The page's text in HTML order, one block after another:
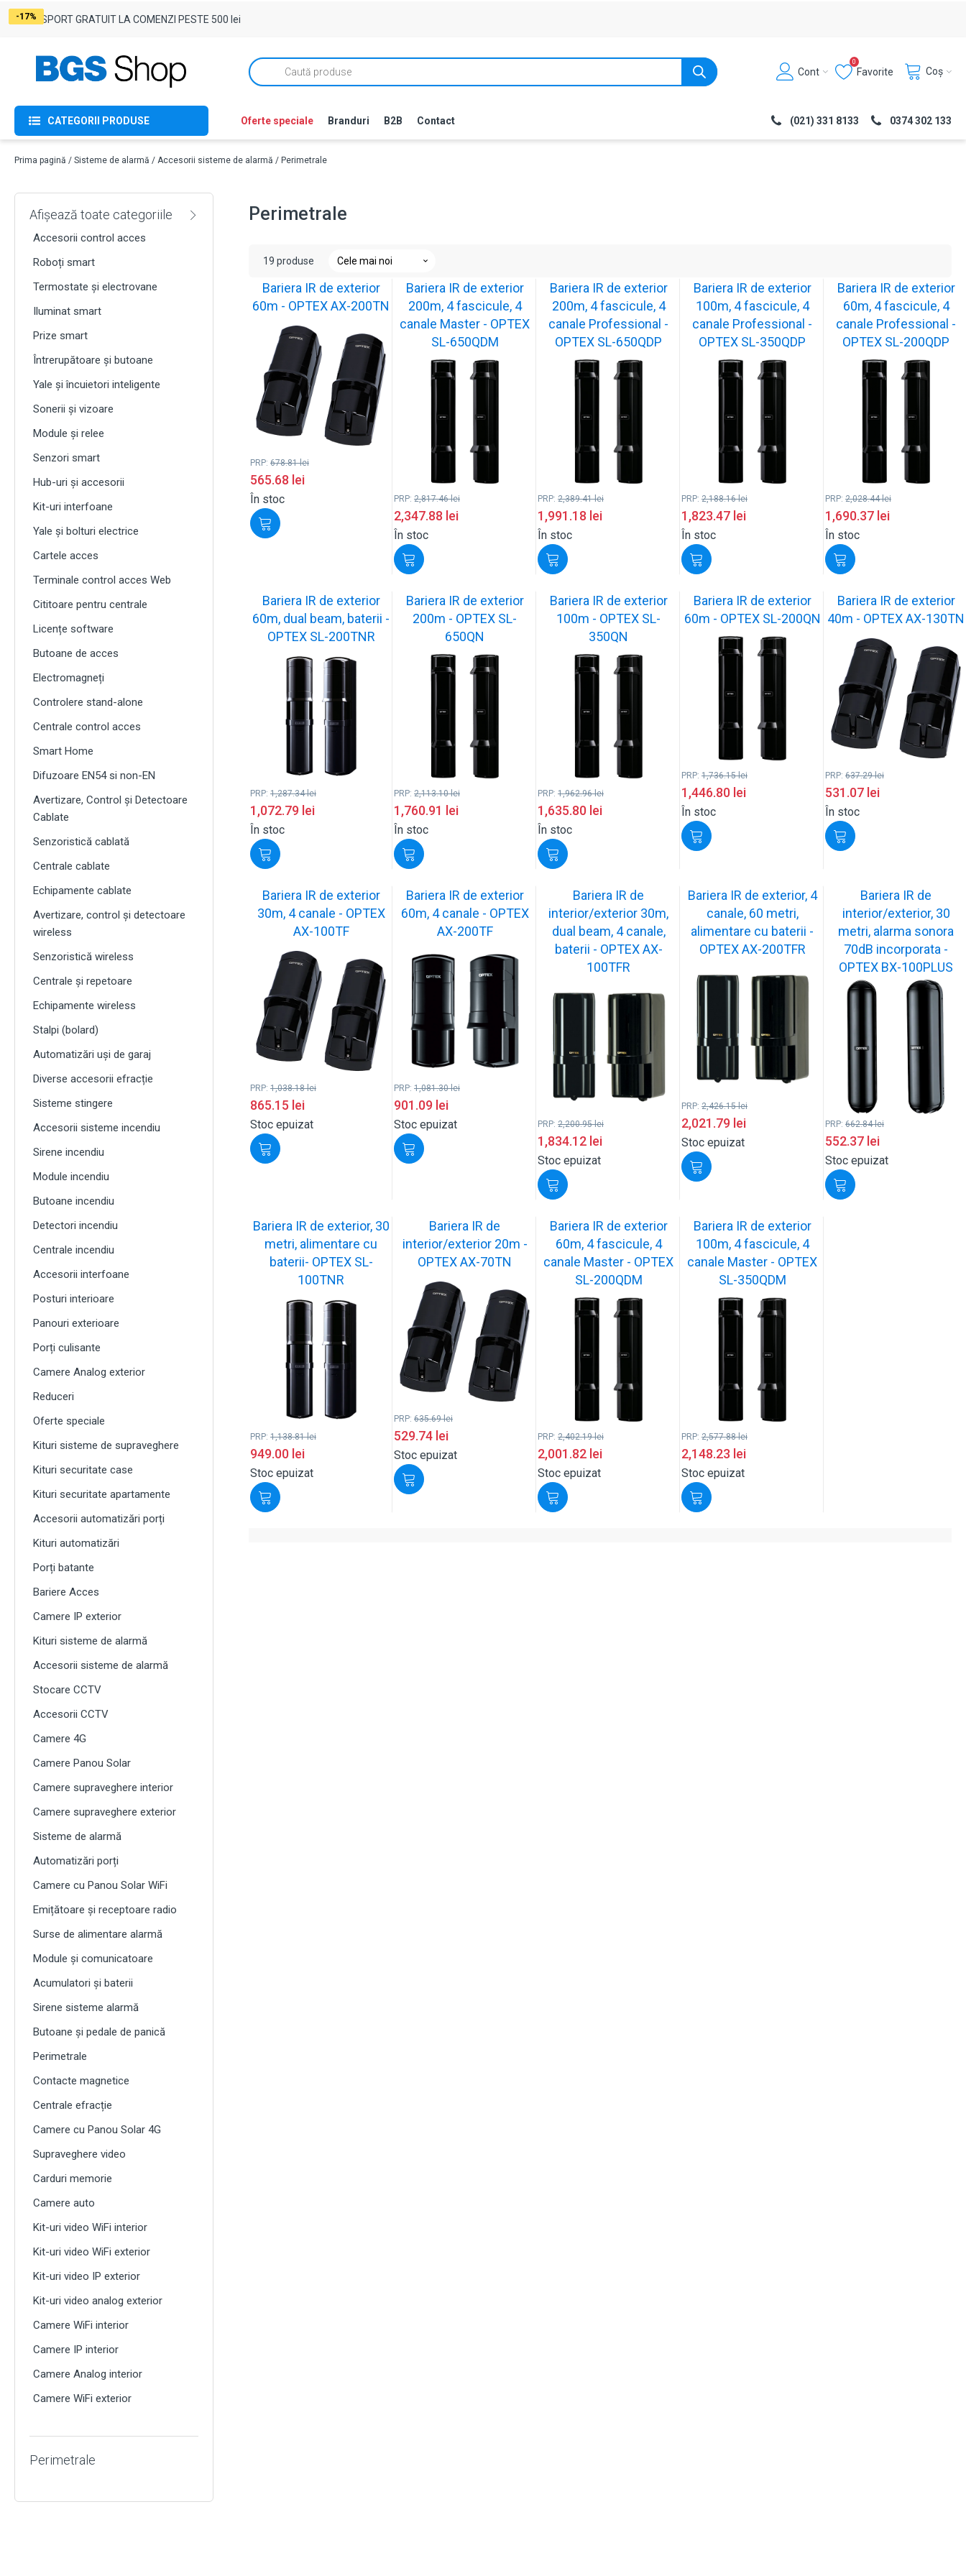
TRANSPORT GRATUIT LA COMENZI PESTE 500 lei
Products
search
Cont
0
Favorite Coș
CATEGORII PRODUSE Oferte speciale Branduri B2B Contact (021) 331 8133 0374 302 133
Prima pagină / Sisteme de alarmă / Accesorii sisteme de alarmă / Perimetrale
Afișează toate categoriile
Accesorii control acces
Roboți smart
Termostate și electrovane
Iluminat smart
Prize smart
Întrerupătoare și butoane
Yale și încuietori inteligente
Sonerii și vizoare
Module și relee
Senzori smart
Hub-uri și accesorii
Kit-uri interfoane
Yale și bolturi electrice
Cartele acces
Terminale control acces Web
Cititoare pentru centrale
Licențe software
Butoane de acces
Electromagneți
Controlere stand-alone
Centrale control acces
Smart Home
Difuzoare EN54 si non-EN
Avertizare, Control și Detectoare
Cablate
Senzoristică cablată
Centrale cablate
Echipamente cablate
Avertizare, control și detectoare
wireless
Senzoristică wireless
Centrale și repetoare
Echipamente wireless
Stalpi (bolard)
Automatizări uși de garaj
Diverse accesorii efracție
Sisteme stingere
Accesorii sisteme incendiu
Sirene incendiu
Module incendiu
Butoane incendiu
Detectori incendiu
Centrale incendiu
Accesorii interfoane
Posturi interioare
Panouri exterioare
Porți culisante
Camere Analog exterior
Reduceri
Oferte speciale
Kituri sisteme de supraveghere
Kituri securitate case
Kituri securitate apartamente
Accesorii automatizări porți
Kituri automatizări
Porți batante
Bariere Acces
Camere IP exterior
Kituri sisteme de alarmă
Accesorii sisteme de alarmă
Stocare CCTV
Accesorii CCTV
Camere 4G
Camere Panou Solar
Camere supraveghere interior
Camere supraveghere exterior
Sisteme de alarmă
Automatizări porți
Camere cu Panou Solar WiFi
Emițătoare și receptoare radio
Surse de alimentare alarmă
Module și comunicatoare
Acumulatori și baterii
Sirene sisteme alarmă
Butoane și pedale de panică
Perimetrale
Contacte magnetice
Centrale efracție
Camere cu Panou Solar 4G
Supraveghere video
Carduri memorie
Camere auto
Kit-uri video WiFi interior
Kit-uri video WiFi exterior
Kit-uri video IP exterior
Kit-uri video analog exterior
Camere WiFi interior
Camere IP interior
Camere Analog interior
Camere WiFi exterior
Perimetrale
Perimetrale
19 produse
noi
-17%
Bariera IR de exterior
60m - OPTEX AX-200TN
PRP: 678.81lei
565.68 lei
În stoc
-17%
Bariera IR de exterior
200m, 4 fascicule, 4
canale Master - OPTEX
SL-650QDM
PRP: 2,817.46lei
2,347.88 lei
În stoc
-17%
Bariera IR de exterior
200m, 4 fascicule, 4
canale Professional -
OPTEX SL-650QDP
PRP: 2,389.41lei
1,991.18 lei
În stoc
-17%
Bariera IR de exterior
100m, 4 fascicule, 4
canale Professional -
OPTEX SL-350QDP
PRP: 2,188.16lei
1,823.47 lei
În stoc
-17%
Bariera IR de exterior
60m, 4 fascicule, 4
canale Professional -
OPTEX SL-200QDP
PRP: 2,028.44lei
1,690.37 lei
În stoc
-17%
Bariera IR de exterior
60m, dual beam, baterii -
OPTEX SL-200TNR
PRP: 1,287.34lei
1,072.79 lei
În stoc
-17%
Bariera IR de exterior
200m - OPTEX SL-
650QN
PRP: 2,113.10lei
1,760.91 lei
În stoc
-17%
Bariera IR de exterior
100m - OPTEX SL-
350QN
PRP: 1,962.96lei
1,635.80 lei
În stoc
-17%
Bariera IR de exterior
60m - OPTEX SL-200QN
PRP: 1,736.15lei
1,446.80 lei
În stoc
-17%
Bariera IR de exterior
40m - OPTEX AX-130TN
PRP: 637.29lei
531.07 lei
În stoc
-17%
Bariera IR de exterior
30m, 4 canale - OPTEX
AX-100TF
PRP: 1,038.18lei
865.15 lei
Stoc epuizat
-17%
Bariera IR de exterior
60m, 4 canale - OPTEX
AX-200TF
PRP: 1,081.30lei
901.09 lei
Stoc epuizat
-17%
Bariera IR de
interior/exterior 30m,
dual beam, 4 canale,
baterii - OPTEX AX-
100TFR
PRP: 2,200.95lei
1,834.12 lei
Stoc epuizat
-17%
Bariera IR de exterior, 4
canale, 60 metri,
alimentare cu baterii -
OPTEX AX-200TFR
PRP: 2,426.15lei
2,021.79 lei
Stoc epuizat
-17%
Bariera IR de
interior/exterior, 30
metri, alarma sonora
70dB incorporata -
OPTEX BX-100PLUS
PRP: 662.84lei
552.37 lei
Stoc epuizat
-17%
Bariera IR de exterior, 30
metri, alimentare cu
baterii- OPTEX SL-
100TNR
PRP: 1,138.81lei
949.00 lei
Stoc epuizat
-17%
Bariera IR de
interior/exterior 20m -
OPTEX AX-70TN
PRP: 635.69lei
529.74 lei
Stoc epuizat
-17%
Bariera IR de exterior
60m, 4 fascicule, 4
canale Master - OPTEX
SL-200QDM
PRP: 2,402.19lei
2,001.82 lei
Stoc epuizat
-17%
Bariera IR de exterior
100m, 4 fascicule, 4
canale Master - OPTEX
SL-350QDM
PRP: 2,577.88lei
2,148.23 lei
Stoc epuizat